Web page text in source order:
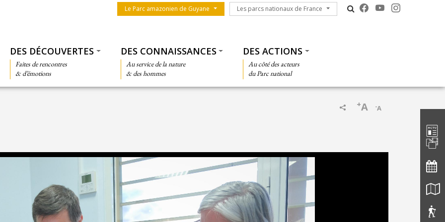
Menu du parc
Le Parc amazonien de Guyane Les parcs nationaux de France
Les parcs nationaux de France
DES DÉCOUVERTES
Faites de rencontres
& d’émotions
DES CONNAISSANCES
Au service de la nature
& des hommes
DES ACTIONS
Au côté des acteurs
du Parc national
-A
+A